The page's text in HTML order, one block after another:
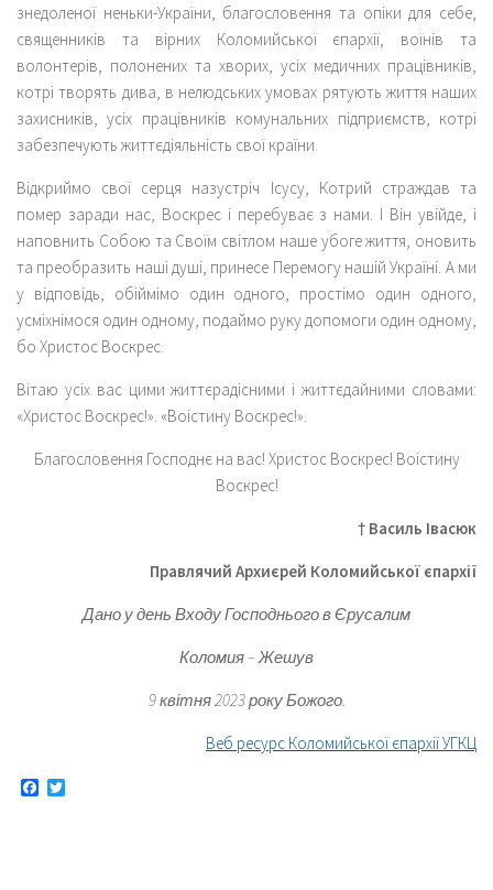
знедоленої неньки-України, благословення та опіки для себе,
священників та вірних Коломийської єпархії, воїнів та
волонтерів, полонених та хворих, усіх медичних працівників,
котрі творять дива, в нелюдських умовах рятують життя наших
захисників, усіх працівників комунальних підприємств, котрі
забезпечують життєдіяльність свої країни.
Відкриймо свої серця назустріч Ісусу, Котрий страждав та
помер заради нас, Воскрес і перебуває з нами. І Він увійде, і
наповнить Собою та Своїм світлом наше убоге життя, оновить
та преобразить наші душі, принесе Перемогу нашій Україні. А ми
у відповідь, обіймімо один одного, простімо один одного,
усміхнімося один одному, подаймо руку допомоги один одному,
бо Христос Воскрес.
Вітаю усіх вас цими життєрадісними і життєдайними словами:
«Христос Воскрес!». «Воістину Воскрес!».
Благословення Господнє на вас! Христос Воскрес! Воістину
Воскрес!
† Василь Івасюк
Правлячий Архиєрей Коломийської єпархії
Дано у день Входу Господнього в Єрусалим
Коломия – Жешув
9 квітня 2023 року Божого.
Веб ресурс Коломийської єпархії УГКЦ
Facebook